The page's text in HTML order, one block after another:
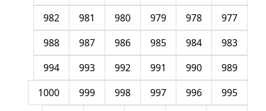
977
978
979
980
981
982
983
984
985
986
987
988
989
990
991
992
993
994
995
996
997
998
999
1000